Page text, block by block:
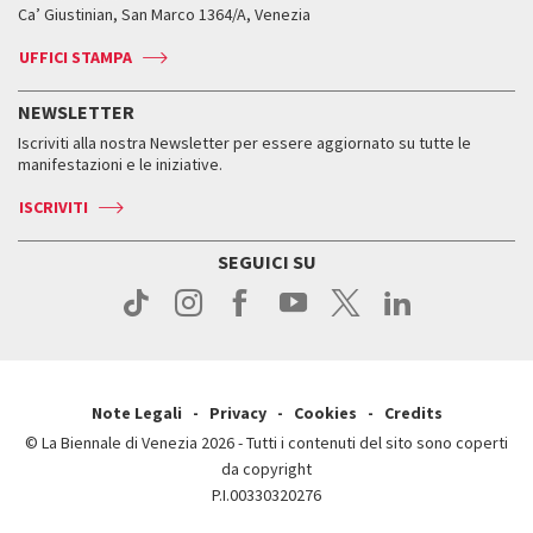
Come raggiungerci
Press
Orari e sedi
Accrediti
Come raggiungerci
Biglietti
Accrediti
Come raggiungerci
Contatti
Press
Come raggiungerci
Press
Leone d’argento
Edizioni passate
Orari e sedi
Biglietti
Servizi al pubblico
Come raggiungerci
Contatti
Biennale College ASAC
ASAC DATI
Storia
Orari e sedi
Ca’ Giustinian, San Marco 1364/A, Venezia
UFFICI STAMPA
NEWSLETTER
Iscriviti alla nostra Newsletter per essere aggiornato su tutte le
manifestazioni e le iniziative.
ISCRIVITI
SEGUICI SU
Note Legali Privacy Cookies
Credits
© La Biennale di Venezia 2026 - Tutti i contenuti del sito sono coperti
da copyright
P.I.00330320276